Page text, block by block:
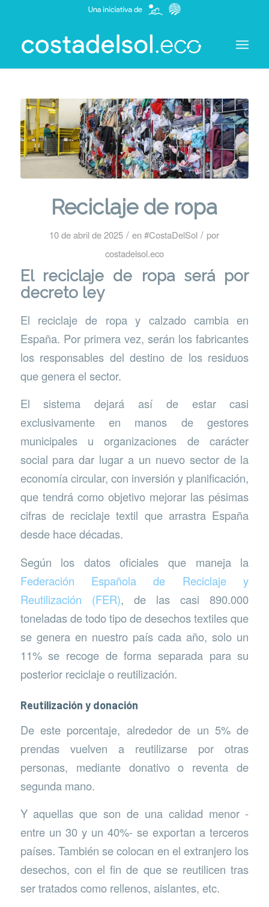
Reciclaje de ropa
10 de abril de 2025 / en#CostaDelSol / por
costadelsol.eco
El reciclaje de ropa será por
decreto ley
El reciclaje de ropa y calzado cambia en
España. Por primera vez, serán los fabricantes
los responsables del destino de los residuos
que genera el sector.
El sistema dejará así de estar casi
exclusivamente en manos de gestores
municipales u organizaciones de carácter
social para dar lugar a un nuevo sector de la
economía circular, con inversión y planificación,
que tendrá como objetivo mejorar las pésimas
cifras de reciclaje textil que arrastra España
desde hace décadas.
Según los datos oficiales que maneja la
Federación Española de Reciclaje y
Reutilización (FER), de las casi 890.000
toneladas de todo tipo de desechos textiles que
se genera en nuestro país cada año, solo un
11% se recoge de forma separada para su
posterior reciclaje o reutilización.
Reutilización y donación
De este porcentaje, alrededor de un 5% de
prendas vuelven a reutilizarse por otras
personas, mediante donativo o reventa de
segunda mano.
Y aquellas que son de una calidad menor -
entre un 30 y un 40%- se exportan a terceros
países. También se colocan en el extranjero los
desechos, con el fin de que se reutilicen tras
ser tratados como rellenos, aislantes, etc.